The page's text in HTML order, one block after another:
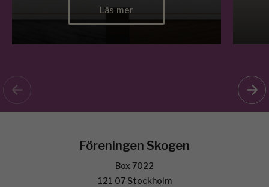
Läs mer
Föreningen Skogen
Box 7022
121 07 Stockholm